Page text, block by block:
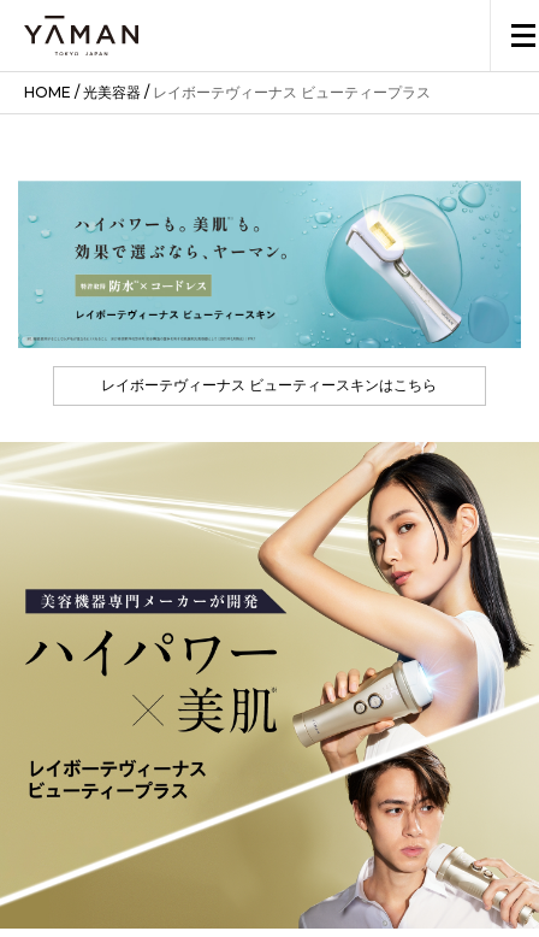
HOME / 光美容器 / レイボーテヴィーナス ビューティープラス
レイボーテヴィーナス ビューティースキンはこちら